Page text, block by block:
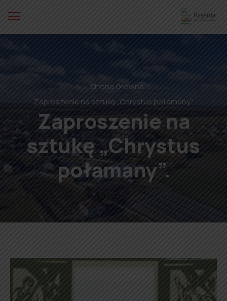
⌂
Strona Główna
Zaproszenie na sztukę „Chrystus połamany”.
Zaproszenie na
sztukę „Chrystus
połamany”.